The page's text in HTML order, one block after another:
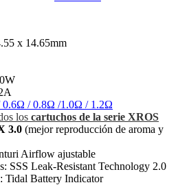
x 14.65mm
0.6Ω / 0.8Ω /1.0Ω / 1.2Ω
los cartuchos de la serie XROS
3.0 (mejor reproducción de aroma y
Airflow ajustable
SSS Leak-Resistant Technology 2.0
Tidal Battery Indicator